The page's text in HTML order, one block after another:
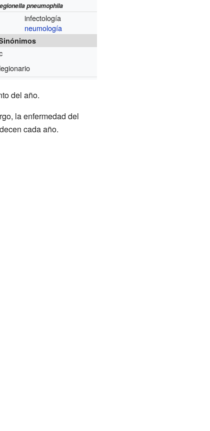
pneumophila
infectología
neumología
del año.
la enfermedad del
cada año.